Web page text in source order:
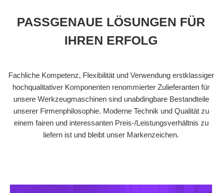
PASSGENAUE LÖSUNGEN FÜR
IHREN ERFOLG
Fachliche Kompetenz, Flexibilität und Verwendung erstklassiger
hochqualitativer Komponenten renommierter Zulieferanten für
unsere Werkzeugmaschinen sind unabdingbare Bestandteile
unserer Firmenphilosophie. Moderne Technik und Qualität zu
einem fairen und interessanten Preis-/Leistungsverhältnis zu
liefern ist und bleibt unser Markenzeichen.